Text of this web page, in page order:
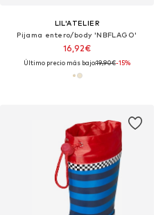
LIL'ATELIER
Pijama entero/body 'NBFLAGO'
16,92€
Último precio más bajo:19,90€-15%